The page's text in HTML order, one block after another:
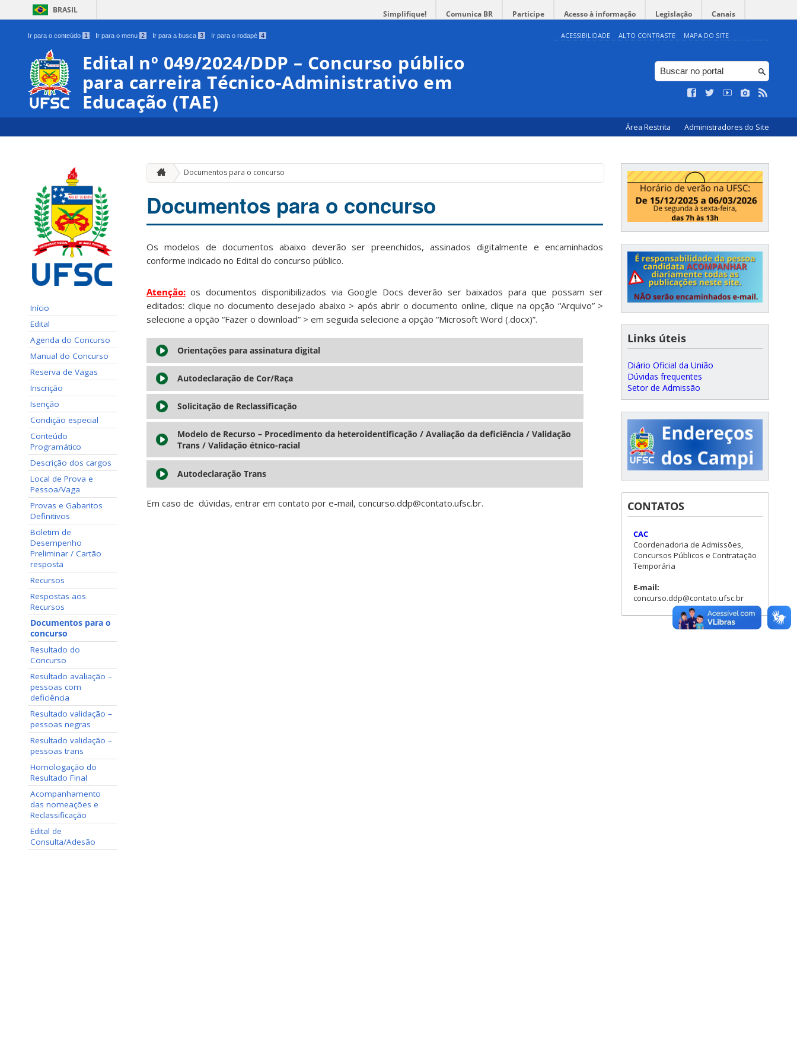
BRASIL Simplifique! Comunica BR Participe Acesso à informação Legislação Canais
Ir para o conteúdo 1 Ir para o menu 2 Ir para a busca 3 Ir para o rodapé 4 ACESSIBILIDADE ALTO CONTRASTE MAPA DO SITE
Edital nº 049/2024/DDP – Concurso público
para carreira Técnico-Administrativo em
Educação (TAE)
Área Restrita Administradores do Site
Início
Edital
Agenda do Concurso
Manual do Concurso
Reserva de Vagas
Inscrição
Isenção
Condição especial
Conteúdo
Programático
Descrição dos cargos
Local de Prova e
Pessoa/Vaga
Provas e Gabaritos
Definitivos
Boletim de
Desempenho
Preliminar / Cartão
resposta
Recursos
Respostas aos
Recursos
Documentos para o
concurso
Resultado do
Concurso
Resultado avaliação –
pessoas com
deficiência
Resultado validação –
pessoas negras
Resultado validação –
pessoas trans
Homologação do
Resultado Final
Acompanhamento
das nomeações e
Reclassificação
Edital de
Consulta/Adesão
Documentos para o concurso
Documentos para o concurso
Os modelos de documentos abaixo deverão ser preenchidos, assinados digitalmente e encaminhados
conforme indicado no Edital do concurso público.
Atenção: os documentos disponibilizados via Google Docs deverão ser baixados para que possam ser
editados: clique no documento desejado abaixo > após abrir o documento online, clique na opção “Arquivo” >
selecione a opção “Fazer o download” > em seguida selecione a opção “Microsoft Word (.docx)”.
Orientações para assinatura digital
Autodeclaração de Cor/Raça
Solicitação de Reclassificação
Modelo de Recurso – Procedimento da heteroidentificação / Avaliação da deficiência / Validação
Trans / Validação étnico-racial
Autodeclaração Trans
Em caso de dúvidas, entrar em contato por e-mail, concurso.ddp@contato.ufsc.br.
Links úteis
Diário Oficial da União
Dúvidas frequentes
Setor de Admissão
CONTATOS
CAC
Coordenadoria de Admissões,
Concursos Públicos e Contratação
Temporária
E-mail:
concurso.ddp@contato.ufsc.br